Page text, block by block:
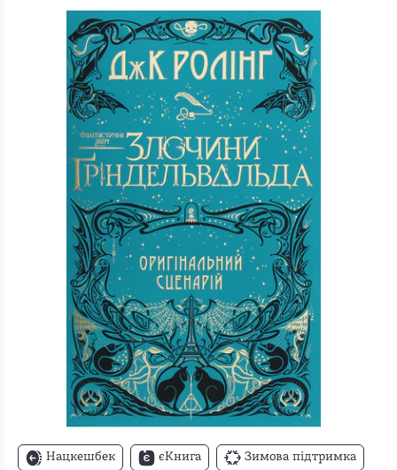
Нацкешбек єКнига Зимова підтримка